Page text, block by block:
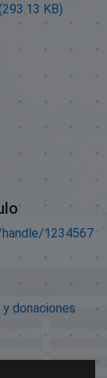
KB)
1234567
donaciones